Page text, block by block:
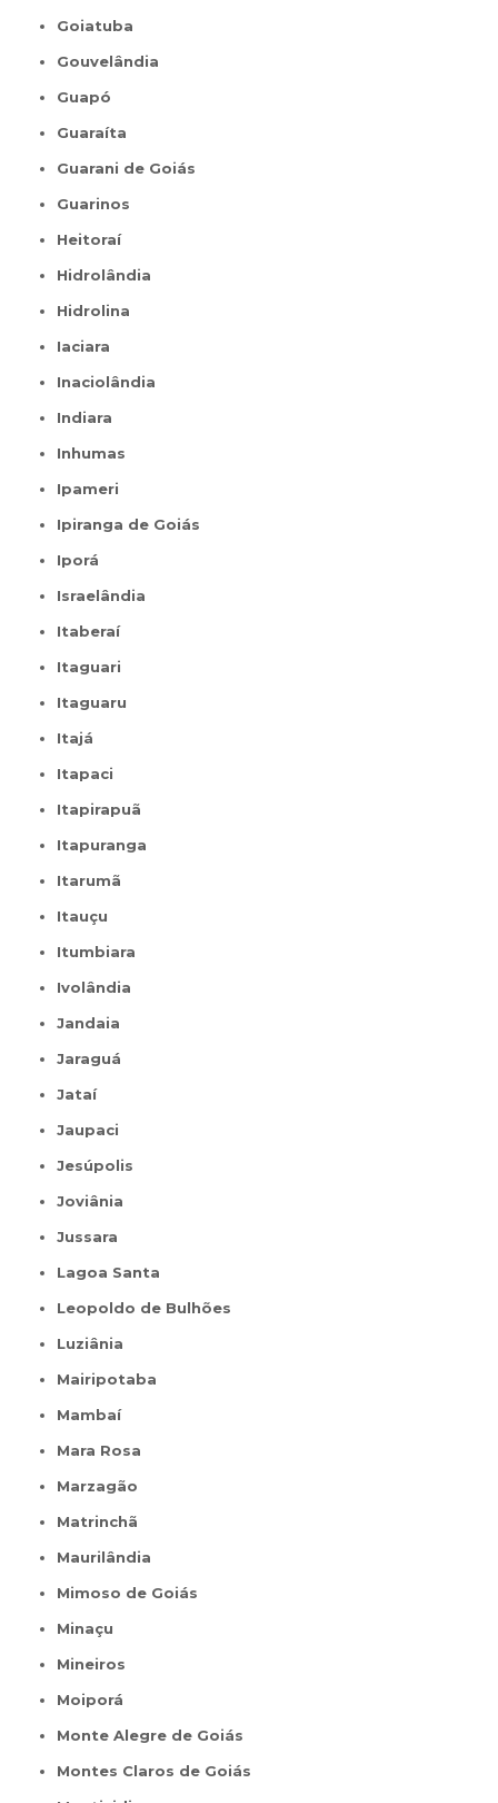
Goiatuba
Gouvelândia
Guapó
Guaraíta
Guarani de Goiás
Guarinos
Heitoraí
Hidrolândia
Hidrolina
Iaciara
Inaciolândia
Indiara
Inhumas
Ipameri
Ipiranga de Goiás
Iporá
Israelândia
Itaberaí
Itaguari
Itaguaru
Itajá
Itapaci
Itapirapuã
Itapuranga
Itarumã
Itauçu
Itumbiara
Ivolândia
Jandaia
Jaraguá
Jataí
Jaupaci
Jesúpolis
Joviânia
Jussara
Lagoa Santa
Leopoldo de Bulhões
Luziânia
Mairipotaba
Mambaí
Mara Rosa
Marzagão
Matrinchã
Maurilândia
Mimoso de Goiás
Minaçu
Mineiros
Moiporá
Monte Alegre de Goiás
Montes Claros de Goiás